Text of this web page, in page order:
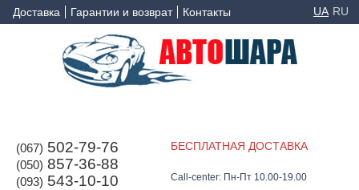
Доставка Гарантии и возврат Контакты UA RU
(067) 502-79-76
(050) 857-36-88
(093) 543-10-10
БЕСПЛАТНАЯ ДОСТАВКА
Call-center: Пн-Пт 10.00-19.00